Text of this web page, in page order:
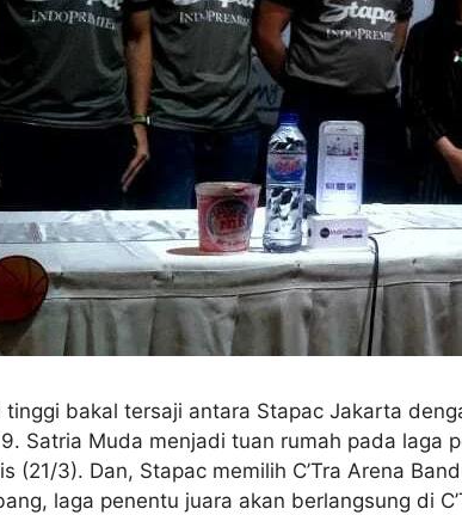
bakal tersaji antara Stapac Jakarta
Satria Muda menjadi tuan rumah pada laga
(21/3). Dan, Stapac memilih C’Tra Arena
laga penentu juara akan berlangsung di